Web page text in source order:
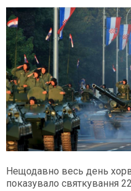
Нещодавно весь день
показувало святкування